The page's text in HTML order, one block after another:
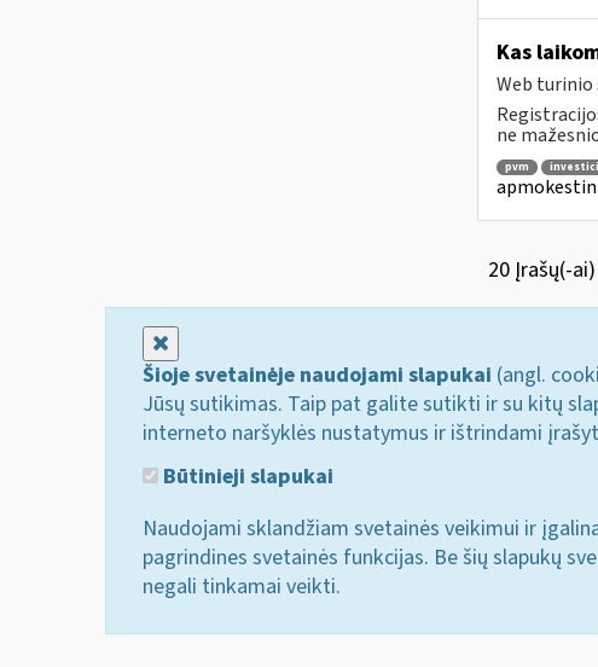
Kas
Web turinio
ne
pvm
20 Įrašų(-ai)
Šioje svetainėje naudojami slapukai (angl.
Jūsų sutikimas. Taip pat galite sutikti ir su kitų
interneto naršyklės nustatymus ir ištrindami
Būtinieji slapukai
Naudojami sklandžiam svetainės veikimui ir
pagrindines svetainės funkcijas. Be šių slapukų
negali tinkamai veikti.